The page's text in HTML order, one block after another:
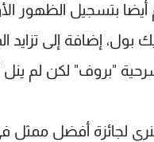
أيضا بتسجيل الظهور
"بروف" لكن لم
لجائزة أفضل ممثل